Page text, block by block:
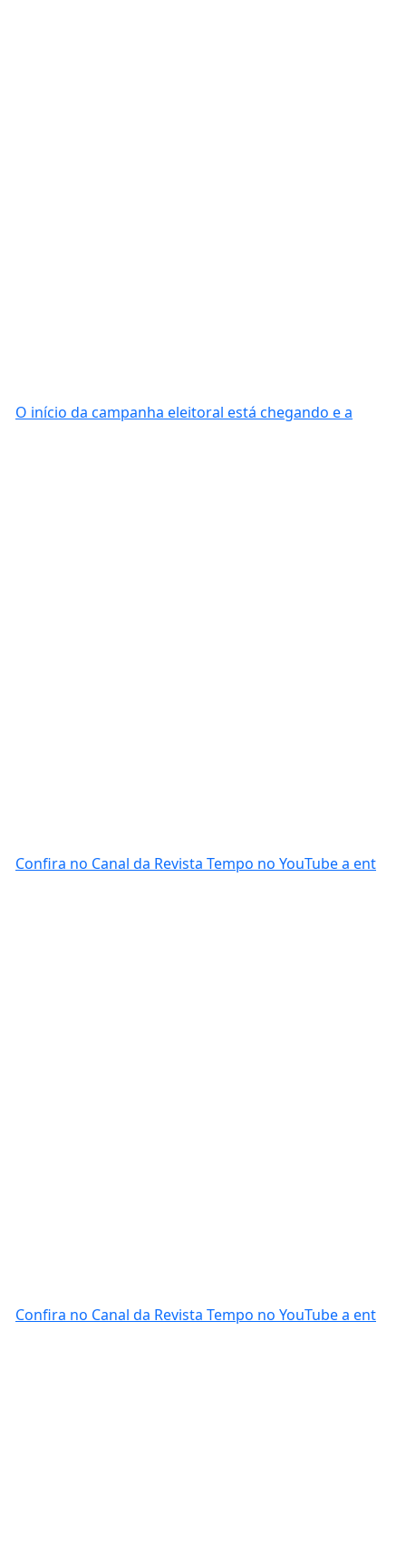
O início da campanha eleitoral está chegando e a
Confira no Canal da Revista Tempo no YouTube a ent
Confira no Canal da Revista Tempo no YouTube a ent